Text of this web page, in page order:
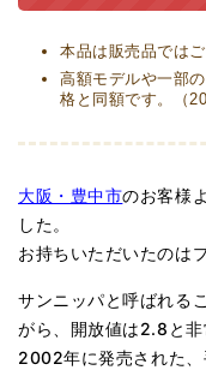
本品は販売品では
高額モデルや一部
格と同額です。（
大阪・豊中市のお客様
した。
お持ちいただいたのは
サンニッパと呼ばれる
がら、開放値は2.8と非
2002年に発売された、